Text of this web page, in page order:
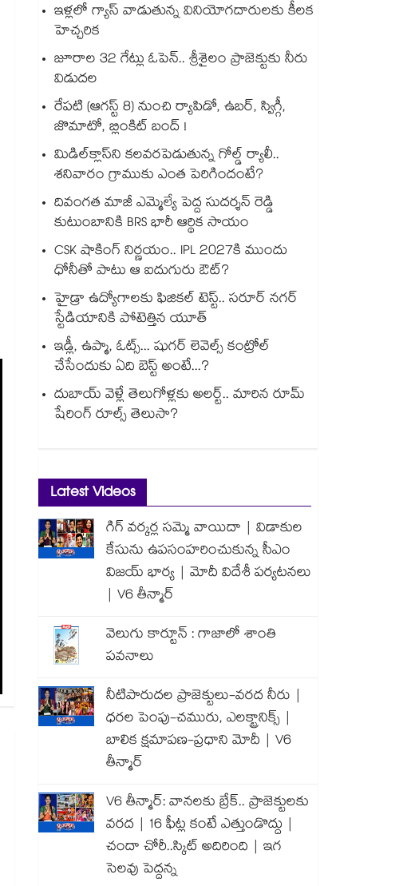
ఇళ్లలో గ్యాస్ వాడుతున్న వినియోగదారులకు కీలక
హెచ్చరిక
జూరాల 32 గేట్లు ఓపెన్.. శ్రీశైలం ప్రాజెక్టుకు నీరు
విడుదల
రేపటి (ఆగస్ట్ 8) నుంచి ర్యాపిడో, ఉబర్, స్విగ్గీ,
జొమాటో, బ్లింకిట్ బంద్ !
మిడిల్‌క్లాస్‌ని కలవరపెడుతున్న గోల్డ్ ర్యాలీ..
శనివారం గ్రాముకు ఎంత పెరిగిందంటే?
దివంగత మాజీ ఎమ్మెల్యే పెద్ద సుదర్శన్ రెడ్డి
కుటుంబానికి BRS భారీ ఆర్థిక సాయం
CSK షాకింగ్ నిర్ణయం.. IPL 2027కి ముందు
ధోనీతో పాటు ఆ ఐదుగురు ఔట్?
హైడ్రా ఉద్యోగాలకు ఫిజికల్ టెస్ట్.. సరూర్ నగర్
స్టేడియానికి పోటెత్తిన యూత్
ఇడ్లీ, ఉప్మా, ఓట్స్... షుగర్ లెవెల్స్ కంట్రోల్
చేసేందుకు ఏది బెస్ట్ అంటే...?
దుబాయ్ వెళ్లే తెలుగోళ్లకు అలర్ట్.. మారిన రూమ్
షేరింగ్‌ రూల్స్ తెలుసా?
Latest Videos
గిగ్ వర్కర్ల సమ్మె వాయిదా | విడాకుల
కేసును ఉపసంహరించుకున్న సీఎం
విజయ్ భార్య | మోదీ విదేశీ పర్యటనలు
| V6 తీన్మార్
వెలుగు కార్టూన్ : గాజాలో శాంతి
పవనాలు
నీటిపారుదల ప్రాజెక్టులు-వరద నీరు |
ధరల పెంపు-చమురు, ఎలక్ట్రానిక్స్ |
బాలిక క్షమాపణ-ప్రధాని మోదీ | V6
తీన్మార్
V6 తీన్మార్: వానలకు బ్రేక్.. ప్రాజెక్టులకు
వరద | 16 ఫీట్ల కంటే ఎత్తుండొద్దు |
చందా చోరీ..స్కిట్ అదిరింది | ఇగ
సెలవు పెద్దన్న